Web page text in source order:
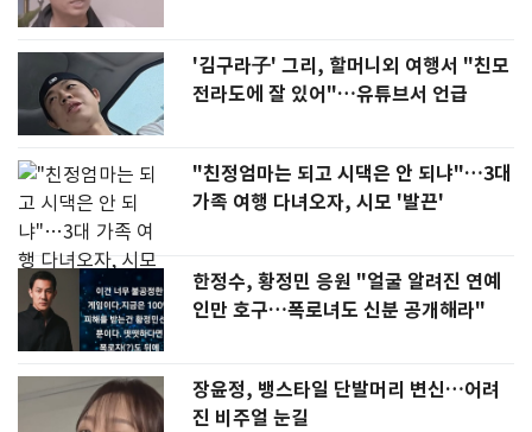
'김구라子' 그리, 할머니외 여행서 "친모
전라도에 잘 있어"…유튜브서 언급
"친정엄마는 되고 시댁은 안 되냐"…3대
가족 여행 다녀오자, 시모 '발끈'
한정수, 황정민 응원 "얼굴 알려진 연예
인만 호구…폭로녀도 신분 공개해라"
장윤정, 뱅스타일 단발머리 변신…어려
진 비주얼 눈길